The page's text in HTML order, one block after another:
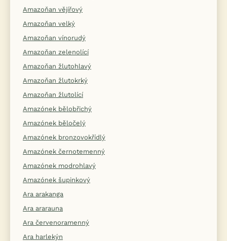
Amazoňan vějířový
Amazoňan velký
Amazoňan vínorudý
Amazoňan zelenolící
Amazoňan žlutohlavý
Amazoňan žlutokrký
Amazoňan žlutolící
Amazónek bělobřichý
Amazónek běločelý
Amazónek bronzovokřídlý
Amazónek černotemenný
Amazónek modrohlavý
Amazónek šupinkový
Ara arakanga
Ara ararauna
Ara červenoramenný
Ara harlekýn